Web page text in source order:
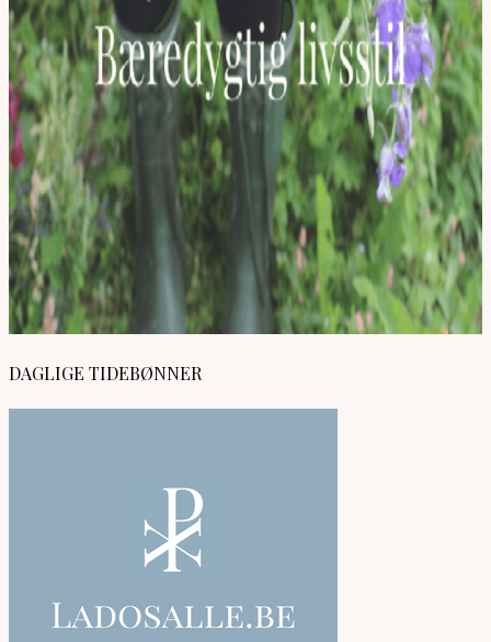
DAGLIGE TIDEBØNNER